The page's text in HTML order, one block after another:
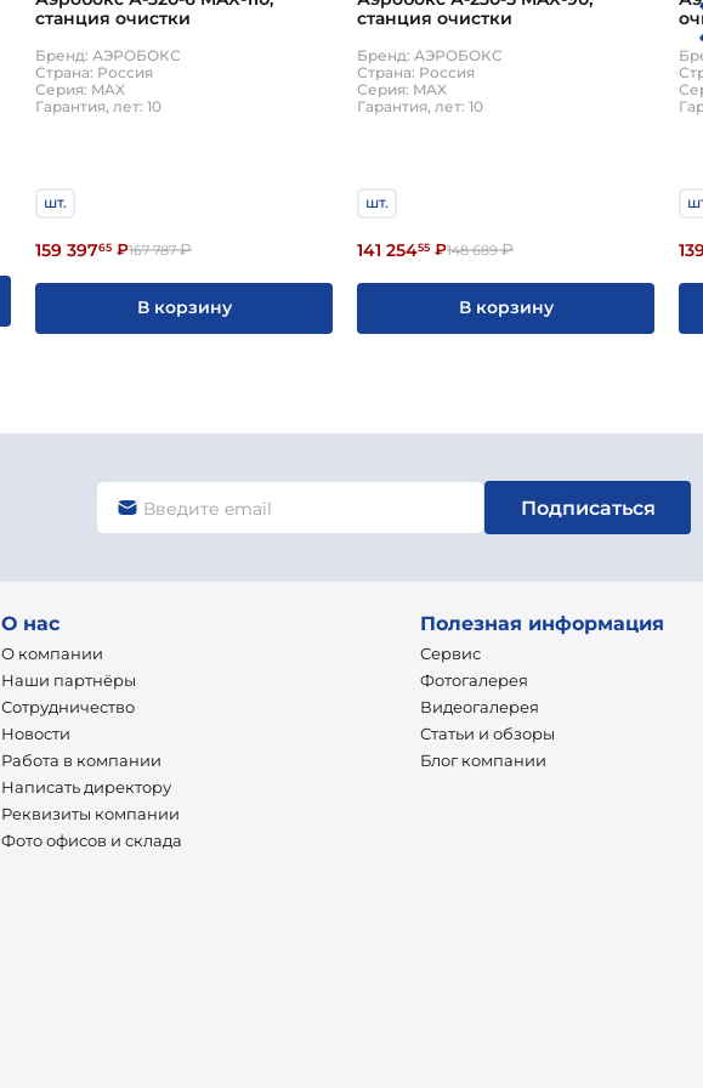
станция очистки
Бренд: АЭРОБОКС
Страна: Россия
Серия: MAX
Гарантия, лет: 10
шт.
159 39765 ₽167 787₽
В корзину
станция очистки
Бренд: АЭРОБОКС
Страна: Россия
Серия: MAX
Гарантия, лет: 10
шт.
141 25455 ₽148 689₽
В корзину
Подписаться
О нас
О компании
Наши партнёры
Сотрудничество
Новости
Работа в компании
Написать директору
Реквизиты компании
Фото офисов и склада
Полезная информация
Сервис
Фотогалерея
Видеогалерея
Статьи и обзоры
Блог компании